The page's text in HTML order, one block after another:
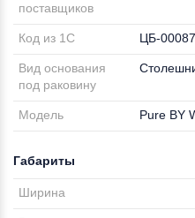
поставщиков
Код из 1С ЦБ-
Вид основания
под раковину
Модель Pure BY
Габариты
Ширина